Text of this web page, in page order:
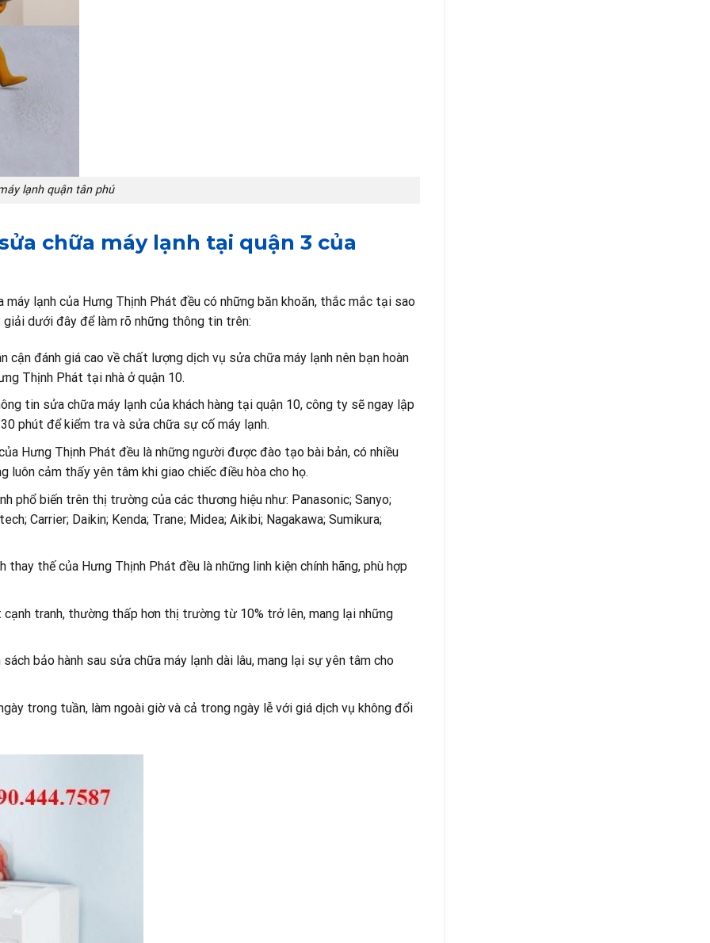
lạnh quận tân phú
chữa máy lạnh tại quận 3 của
lạnh của Hưng Thịnh Phát đều có những băn khoăn, thắc mắc tại sao
dưới đây để làm rõ những thông tin trên:
cận đánh giá cao về chất lượng dịch vụ sửa chữa máy lạnh nên bạn hoàn
Thịnh Phát tại nhà ở quận 10.
tin sửa chữa máy lạnh của khách hàng tại quận 10, công ty sẽ ngay lập
phút để kiểm tra và sửa chữa sự cố máy lạnh.
Hưng Thịnh Phát đều là những người được đào tạo bài bản, có nhiều
luôn cảm thấy yên tâm khi giao chiếc điều hòa cho họ.
phổ biến trên thị trường của các thương hiệu như: Panasonic; Sanyo;
Carrier; Daikin; Kenda; Trane; Midea; Aikibi; Nagakawa; Sumikura;
thế của Hưng Thịnh Phát đều là những linh kiện chính hãng, phù hợp
tranh, thường thấp hơn thị trường từ 10% trở lên, mang lại những
bảo hành sau sửa chữa máy lạnh dài lâu, mang lại sự yên tâm cho
trong tuần, làm ngoài giờ và cả trong ngày lễ với giá dịch vụ không đổi